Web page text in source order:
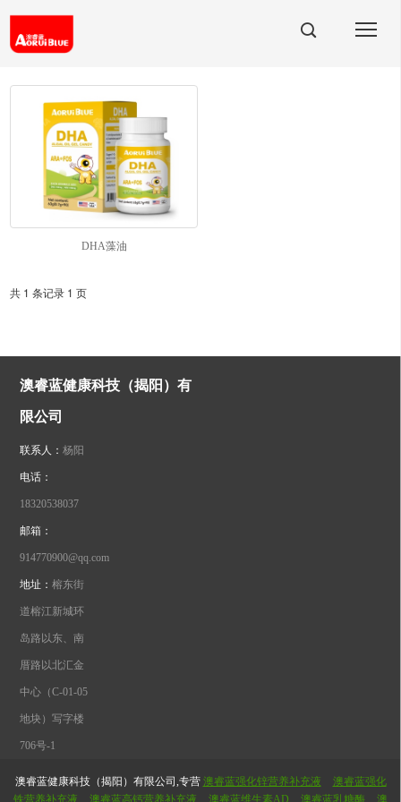
DHA藻油
共 1 条记录 1 页
澳睿蓝健康科技（揭阳）有
限公司
联系人：杨阳
电话：
18320538037
邮箱：
914770900@qq.com
地址：榕东街
道榕江新城环
岛路以东、南
厝路以北汇金
中心（C-01-05
地块）写字楼
706号-1
澳睿蓝健康科技（揭阳）有限公司,专营 澳睿蓝强化锌营养补充液
澳睿蓝强化
铁营养补充液
澳睿蓝高钙营养补充液 澳睿蓝维生素AD 澳睿蓝乳糖酶 澳